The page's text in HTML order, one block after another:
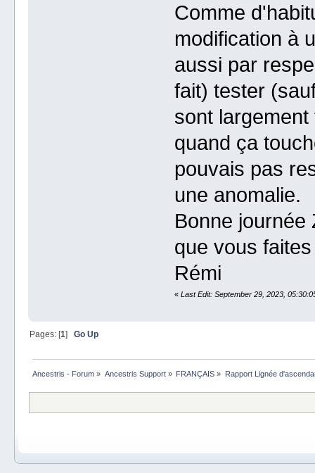
Comme
modification à
aussi par
fait) tester
sont
quand ça
pouvais pas
une anomalie.
Bonne journée
que vous
Rémi
« Last Edit: September 29, 2023,
Pages: [1] Go Up
Ancestris - Forum » Ancestris Support» FRANÇAIS » Rapport Lignée